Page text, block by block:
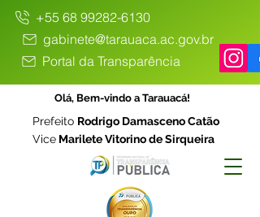
+55 68 99282-6130
gabinete@tarauaca.ac.gov.br
Portal da Transparência
Olá, Bem-vindo a Tarauacá!
Prefeito Rodrigo Damasceno Catão
Vice Marilete Vitorino de Sirqueira